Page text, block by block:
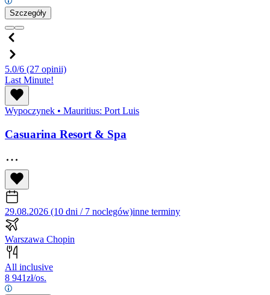
Szczegóły
5.0/6 (27 opinii)
Last Minute!
Wypoczynek • Mauritius: Port Luis
Casuarina Resort & Spa
29.08.2026 (10 dni / 7 noclegów)inne terminy
Warszawa Chopin
All inclusive
8 941zł/os.